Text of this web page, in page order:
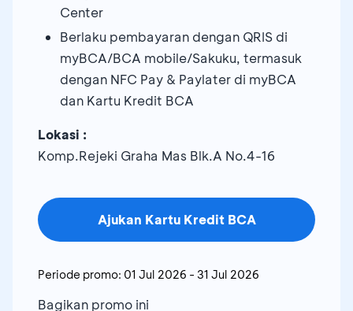
Center
Berlaku pembayaran dengan QRIS di
myBCA/BCA mobile/Sakuku, termasuk
dengan NFC Pay & Paylater di myBCA
dan Kartu Kredit BCA
Lokasi :
Komp.Rejeki Graha Mas Blk.A No.4-16
Ajukan Kartu Kredit BCA
Periode promo: 01 Jul 2026 - 31 Jul 2026
Bagikan promo ini